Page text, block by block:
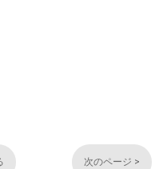
次のページ >